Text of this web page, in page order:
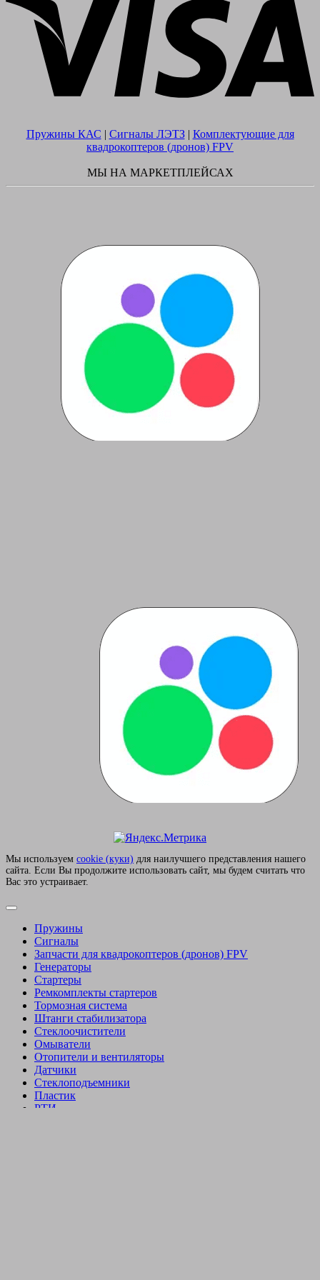
Пружины КАС | Сигналы ЛЭТЗ| Комплектующие для
квадрокоптеров (дронов) FPV
МЫ НА МАРКЕТПЛЕЙСАХ
Мы используем сookie (куки) для наилучшего представления нашего
сайта. Если Вы продолжите использовать сайт, мы будем считать что
Вас это устраивает.
Пружины
Сигналы
Запчасти для квадрокоптеров (дронов) FPV
Генераторы
Стартеры
Ремкомплекты стартеров
Тормозная система
Штанги стабилизатора
Стеклоочистители
Омыватели
Отопители и вентиляторы
Датчики
Стеклоподъемники
Пластик
РТИ